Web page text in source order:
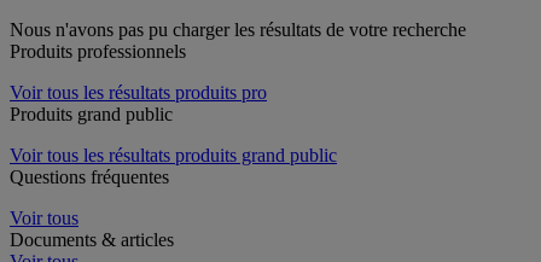
Nous n'avons pas pu charger les résultats de votre recherche
Produits professionnels
Voir tous les résultats produits pro
Produits grand public
Voir tous les résultats produits grand public
Questions fréquentes
Voir tous
Documents & articles